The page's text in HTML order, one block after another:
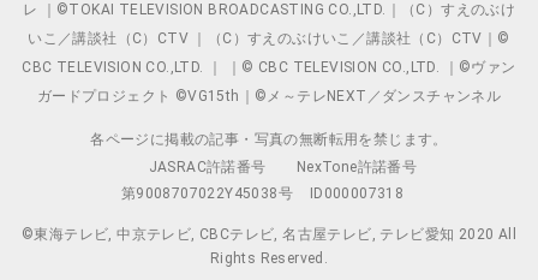
レ ｜©TOKAI TELEVISION BROADCASTING CO.,LTD.｜（C）すえのぶけ
いこ／講談社（C）CTV ｜（C）すえのぶけいこ／講談社（C）CTV｜©
CBC TELEVISION CO.,LTD. ｜ ｜© CBC TELEVISION CO.,LTD. ｜©ヴァン
ガードプロジェクト ©VG15th｜©メ～テレNEXT／ダンスチャンネル
各ページに掲載の記事・写真の無断転用を禁じます。
JASRAC許諾番号
NexTone許諾番号
第9008707022Y45038号
ID000007318
©東海テレビ, 中京テレビ, CBCテレビ, 名古屋テレビ, テレビ愛知 2020 All
Rights Reserved.